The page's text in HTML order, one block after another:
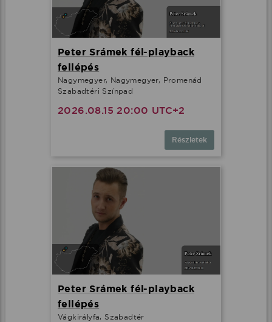
Peter Srámek fél-playback
fellépés
Nagymegyer, Nagymegyer, Promenád
Szabadtéri Színpad
2026.08.15 20:00 UTC+2
Részletek
Peter Srámek fél-playback
fellépés
Vágkirályfa, Szabadtér